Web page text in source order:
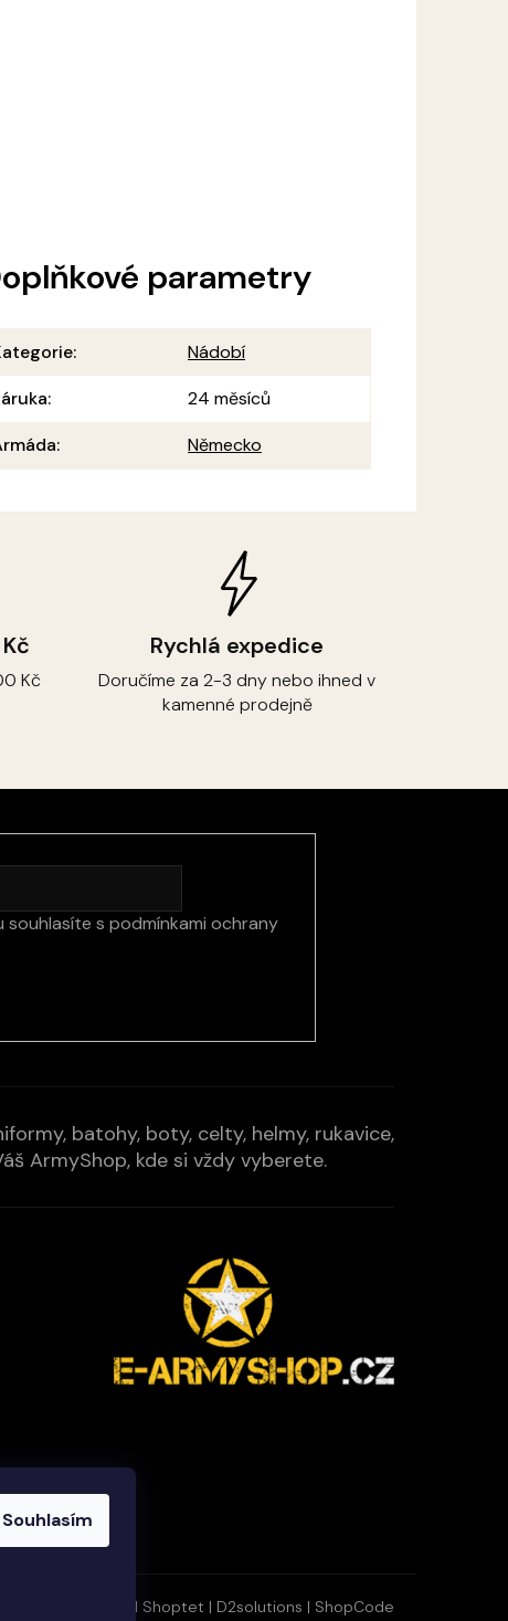
Souhlasím
Kč
Rychlá expedice
Doručíme za 2-3 dny nebo ihned v
kamenné prodejně
parametry
:
Nádobí
:
24 měsíců
: Německo
souhlasíte s podmínkami ochrany
batohy, boty, celty, helmy, rukavice,
ArmyShop, kde si vždy vyberete.
Vytvořil Shoptet | D2solutions | ShopCode